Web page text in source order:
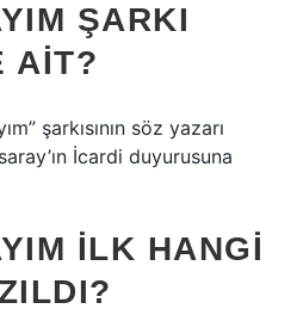
ŞARKI
AIT?
şarkısının söz yazarı
İcardi duyurusuna
ILK HANGI